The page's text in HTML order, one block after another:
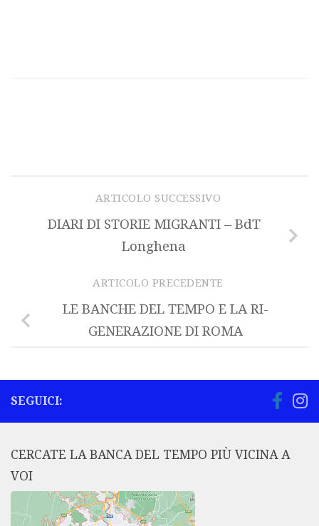
ARTICOLO SUCCESSIVO
DIARI DI STORIE MIGRANTI – BdT
Longhena
ARTICOLO PRECEDENTE
LE BANCHE DEL TEMPO E LA RI-
GENERAZIONE DI ROMA
SEGUICI:
CERCATE LA BANCA DEL TEMPO PIÙ VICINA A
VOI